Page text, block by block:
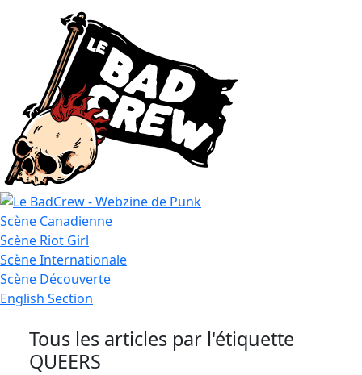
Le
Bad
Crew
Scène Canadienne
Scène Riot Girl
ScèneInternationale
Scène Découverte
English Section
Tous les articles par l'étiquette
QUEERS